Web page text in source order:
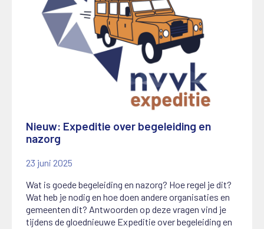
Nieuw: Expeditie over begeleiding en
nazorg
23 juni 2025
Wat is goede begeleiding en nazorg? Hoe regel je dit?
Wat heb je nodig en hoe doen andere organisaties en
gemeenten dit? Antwoorden op deze vragen vind je
tijdens de gloednieuwe Expeditie over begeleiding en